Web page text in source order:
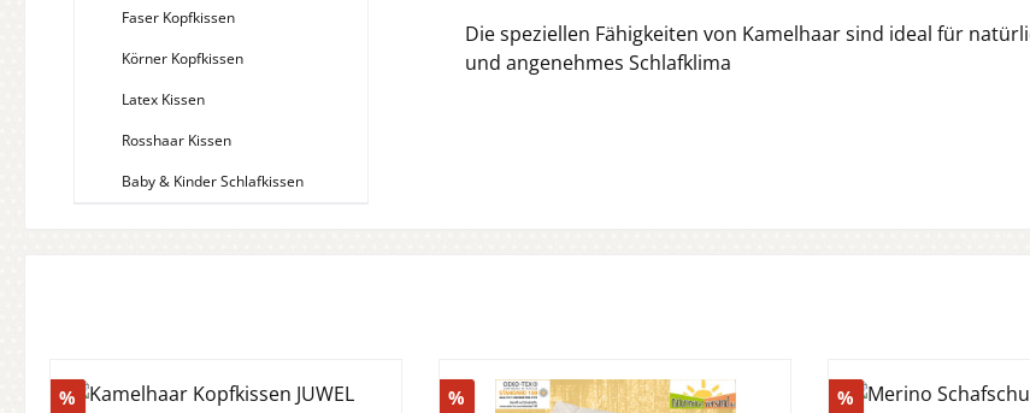
Faser Kopfkissen
Körner Kopfkissen
Latex Kissen
Rosshaar Kissen
Baby & Kinder Schlafkissen
Die speziellen Fähigkeiten von Kamelhaar sind ideal für
und angenehmes Schlafklima
% Rabatt % Rabatt % Rabatt